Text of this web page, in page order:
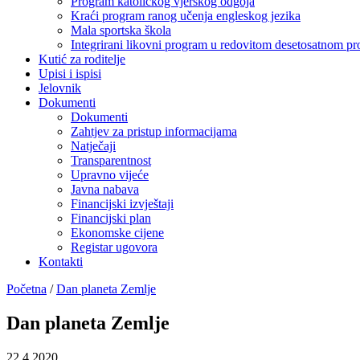
Kraći program ranog učenja engleskog jezika
Mala sportska škola
Integrirani likovni program u redovitom desetosatnom
Kutić za roditelje
Upisi i ispisi
Jelovnik
Dokumenti
Dokumenti
Zahtjev za pristup informacijama
Natječaji
Transparentnost
Upravno vijeće
Javna nabava
Financijski izvještaji
Financijski plan
Ekonomske cijene
Registar ugovora
Kontakti
Početna / Dan planeta Zemlje
Dan planeta Zemlje
22.4.2020.